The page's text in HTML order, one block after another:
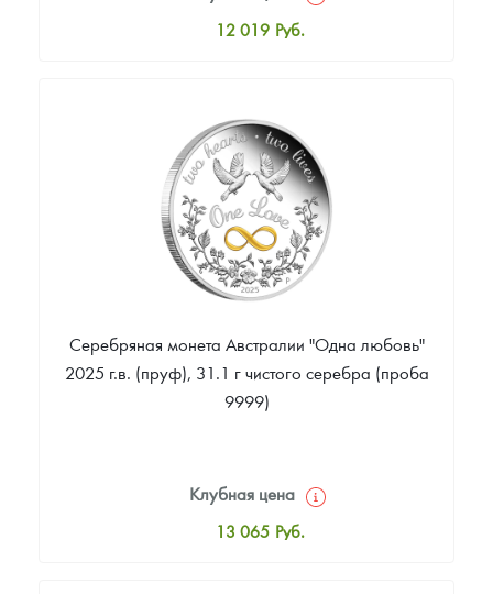
12 019 Руб.
Цена выкупа
Звоните
Серебряная монета Австралии "Одна любовь"
2025 г.в. (пруф), 31.1 г чистого серебра (проба
9999)
Клубная цена
13 065 Руб.